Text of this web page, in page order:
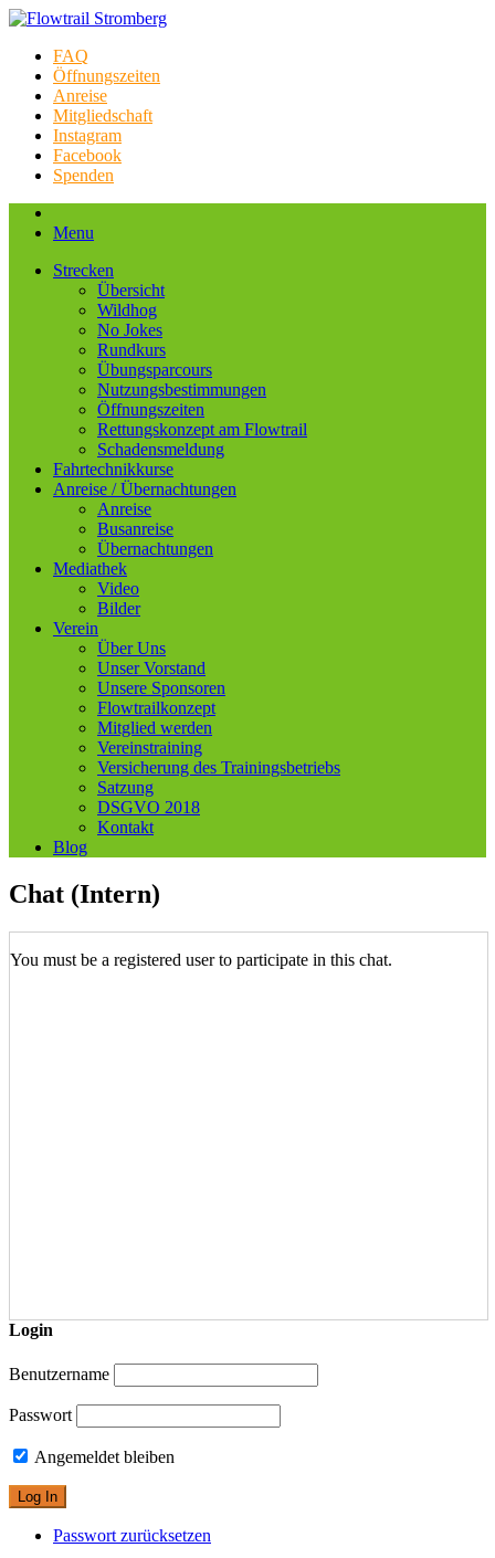
FAQ
Öffnungszeiten
Anreise
Mitgliedschaft
Instagram
Facebook
Spenden
Menu
Strecken
Übersicht
Wildhog
No Jokes
Rundkurs
Übungsparcours
Nutzungsbestimmungen
Öffnungszeiten
Rettungskonzept am Flowtrail
Schadensmeldung
Fahrtechnikkurse
Anreise / Übernachtungen
Anreise
Busanreise
Übernachtungen
Mediathek
Video
Bilder
Verein
Über Uns
Unser Vorstand
Unsere Sponsoren
Flowtrailkonzept
Mitglied werden
Vereinstraining
Versicherung des Trainingsbetriebs
Satzung
DSGVO 2018
Kontakt
Blog
Chat (Intern)
You must be a registered user to participate in this chat.
Login
Benutzername
Passwort
Angemeldet bleiben
Passwort zurücksetzen